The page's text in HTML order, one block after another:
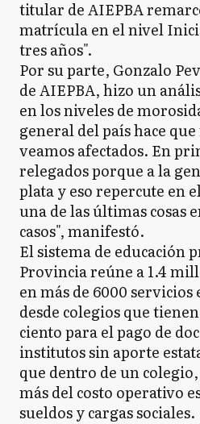
GA General
GA General
GA General
GB General
GG General
GL General
titular de AIEPBA
matrícula en el nivel
tres años".
Por su parte, Gonzalo
de AIEPBA, hizo un
en los niveles de
general del país hace
veamos afectados. En
relegados porque a la
plata y eso repercute en
una de las últimas cosas
casos", manifestó.
El sistema de educación
Provincia reúne a 1.4
en más de 6000
desde colegios que
ciento para el pago de
institutos sin aporte
que dentro de un
más del costo operativo
sueldos y cargas sociales.